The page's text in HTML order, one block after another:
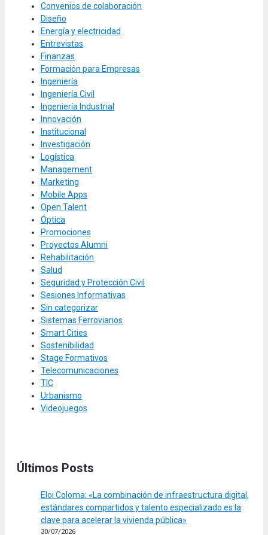
Convenios de colaboración
Diseño
Energía y electricidad
Entrevistas
Finanzas
Formación para Empresas
Ingeniería
Ingeniería Civil
Ingeniería Industrial
Innovación
Institucional
Investigación
Logística
Management
Marketing
Mobile Apps
Open Talent
Óptica
Promociones
Proyectos Alumni
Rehabilitación
Salud
Seguridad y Protección Civil
Sesiones Informativas
Sin categorizar
Sistemas Ferroviarios
Smart Cities
Sostenibilidad
Stage Formativos
Telecomunicaciones
TIC
Urbanismo
Videojuegos
Últimos Posts
Eloi Coloma: «La combinación de infraestructura digital,
estándares compartidos y talento especializado es la
clave para acelerar la vivienda pública»
30/07/2026